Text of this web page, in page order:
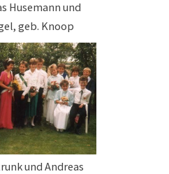
Husemann und
geb. Knoop
und Andreas